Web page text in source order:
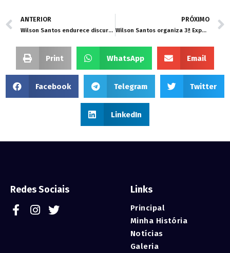
ANTERIOR
Wilson Santos endurece discurso e cobra definição dos membros para a CPI da Saúde
PRÓXIMO
Wilson Santos organiza 3ª Expedição Fluvial para mapear irregularidades no rio Cuiabá
Print WhatsApp Email
Facebook Telegram Twitter
LinkedIn
Links
Principal
Minha História
Notícias
Galeria
Redes Sociais